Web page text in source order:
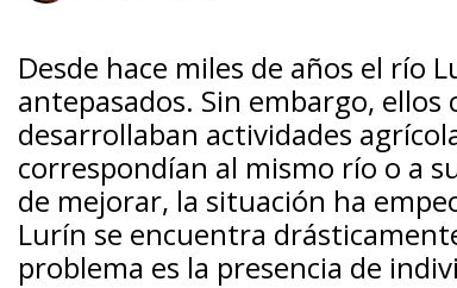
Desde hace miles de años el río
antepasados. Sin embargo,
desarrollaban actividades
correspondían al mismo río o a
de mejorar, la situación ha
Lurín se encuentra
problema es la presencia de